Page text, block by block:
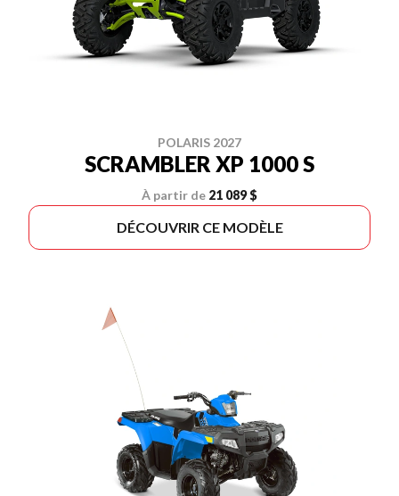
POLARIS 2027
SCRAMBLER XP 1000 S
À partir de 21 089 $
DÉCOUVRIR CE MODÈLE